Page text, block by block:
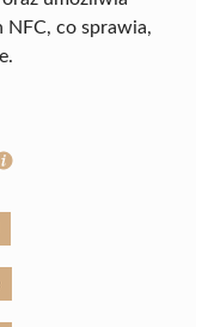
NFC, co sprawia,